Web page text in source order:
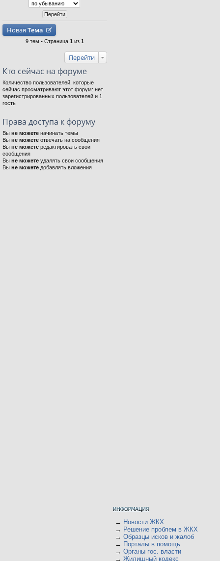
Новая Тема
9 тем • Страница 1 из 1
Перейти
Кто сейчас на форуме
Количество пользователей, которые
сейчас просматривают этот форум: нет
зарегистрированных пользователей и 1
гость
Права доступа к форуму
Вы не можете начинать темы
Вы не можете отвечать на сообщения
Вы не можете редактировать свои
сообщения
Вы не можете удалять свои сообщения
Вы не можете добавлять вложения
→ Новости ЖКХ
→ Решение проблем в ЖКХ
→ Образцы исков и жалоб
→ Порталы в помощь
→ Органы гос. власти
→ Жилищный кодекс